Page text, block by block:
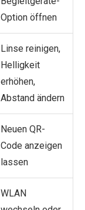
Option öffnen
Linse reinigen,
Helligkeit
erhöhen,
Abstand ändern
Neuen QR-
Code anzeigen
lassen
WLAN